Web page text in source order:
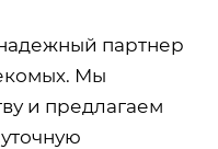
партнер
Мы
и предлагаем